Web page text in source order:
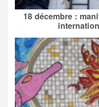
18 décembre :